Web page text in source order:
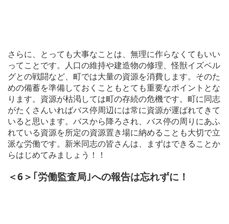
さらに、とっても大事なことは、無理に作らなくてもいい
ってことです。人口の維持や建造物の修理、怪獣イズベル
グとの戦闘など、町では大量の資源を消費します。そのた
めの備蓄を準備しておくこともとても重要なポイントとな
ります。資源が枯渇しては町の存続の危機です。町に同志
がたくさんいればバス停周辺には常に資源が運ばれてきて
いると思います。バスから降ろされ、バス停の周りにあふ
れている資源を所定の資源置き場に納めることも大切で立
派な労働です。新米同志の皆さんは、まずはできることか
らはじめてみましょう！！
＜6＞｢労働監査局｣への報告は忘れずに！